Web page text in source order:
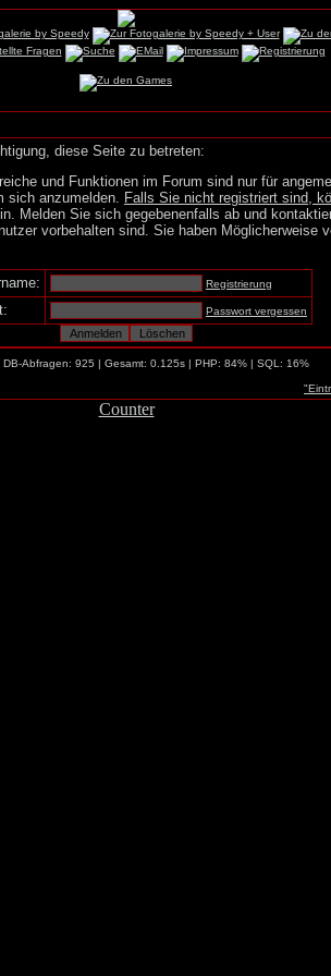
diese Seite zu betreten:
und Funktionen im Forum sind nur für
sich anzumelden. Falls Sie nicht registriert sind,
Melden Sie sich gegebenenfalls ab und
vorbehalten sind. Sie haben Möglicherweise
Registrierung
Passwort vergessen
DB-Abfragen: 925 | Gesamt: 0.125s | PHP: 84% | SQL: 16%
Counter